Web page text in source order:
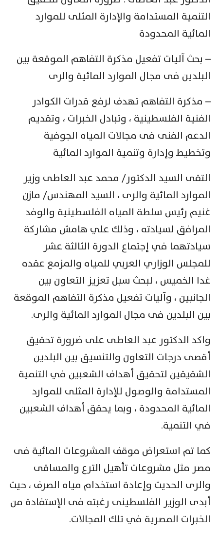
التنمية المستدامة والإدارة المثلى للموارد
المائية المحدودة
– بحث آليات تفعيل مذكرة التفاهم الموقعة بين
البلدين فى مجال الموارد المائية والرى
– مذكرة التفاهم تهدف لرفع قدرات الكوادر
الفنية الفلسطينية ، وتبادل الخبرات ، وتقديم
الدعم الفنى فى مجالات المياه الجوفية
وتخطيط وإدارة وتنمية الموارد المائية
التقى السيد الدكتور/ محمد عبد العاطى وزير
الموارد المائية والرى ، السيد المهندس/ مازن
غنيم رئيس سلطة المياه الفلسطينية والوفد
المرافق لسيادته ، وذلك علي هامش مشاركة
سيادتهما في إجتماع الدورة الثالثة عشر
للمجلس الوزاري العربي للمياه والمزمع عقده
غدا الخميس ، لبحث سبل تعزيز التعاون بين
الجانبين ، وآليات تفعيل مذكرة التفاهم الموقعة
بين البلدين فى مجال الموارد المائية والرى.
واكد الدكتور عبد العاطى على ضرورة تحقيق
أقصى درجات التعاون والتنسيق بين البلدين
الشقيقين لتحقيق أهداف الشعبين في التنمية
المستدامة والوصول للإدارة المثلى للموارد
المائية المحدودة ، وبما يحقق أهداف الشعبين
في التنمية.
كما تم استعراض موقف المشروعات المائية فى
مصر مثل مشروعات تأهيل الترع والمساقى
والرى الحديث وإعادة استخدام مياه الصرف ، حيث
أبدى الوزير الفلسطينى رغبته فى الإستفادة من
الخبرات المصرية في تلك المجالات.